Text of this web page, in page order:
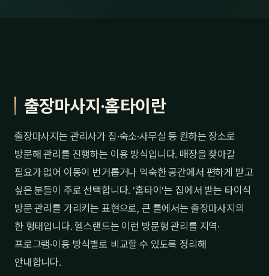
출장마사지·홈타이란
출장마사지는 관리사가 집·숙소·사무실 등 원하는 장소로
방문해 관리를 진행하는 이용 방식입니다. 매장을 찾아갈
필요가 없어 이동이 번거롭거나 익숙한 공간에서 편하게 받고
싶은 분들이 주로 선택합니다. ‘홈타이’는 집에서 받는 타이식
방문 관리를 가리키는 표현으로, 큰 틀에서는 출장마사지의
한 형태입니다. 헬스랜드는 이런 방문형 관리를 지역·
프로그램·이용 방식별로 비교할 수 있도록 정리해
안내합니다.